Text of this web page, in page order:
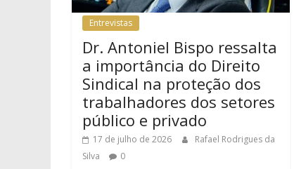
Entrevistas
Dr. Antoniel Bispo ressalta
a importância do Direito
Sindical na proteção dos
trabalhadores dos setores
público e privado
17 de julho de 2026
Rafael Rodrigues da
Silva
0